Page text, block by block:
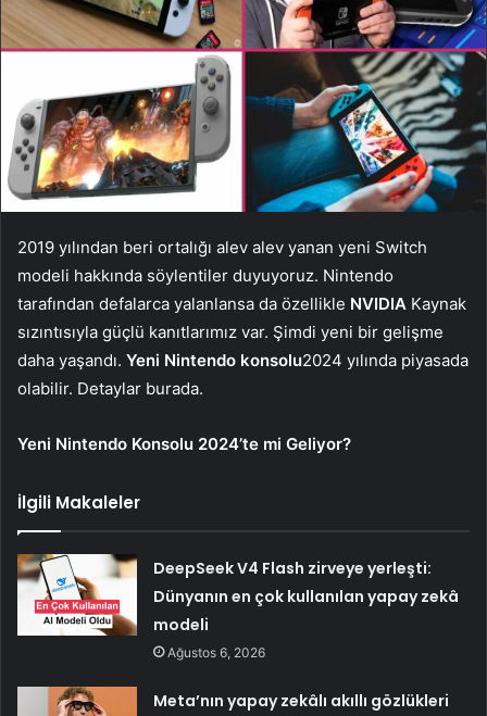
2019 yılından beri ortalığı alev alev yanan yeni Switch
modeli hakkında söylentiler duyuyoruz. Nintendo
tarafından defalarca yalanlansa da özellikle NVIDIA Kaynak
sızıntısıyla güçlü kanıtlarımız var. Şimdi yeni bir gelişme
daha yaşandı. Yeni Nintendo konsolu2024 yılında piyasada
olabilir. Detaylar burada.
Yeni Nintendo Konsolu 2024’te mi Geliyor?
İlgili Makaleler
DeepSeek V4 Flash zirveye yerleşti:
Dünyanın en çok kullanılan yapay zekâ
modeli
Ağustos 6, 2026
Meta’nın yapay zekâlı akıllı gözlükleri